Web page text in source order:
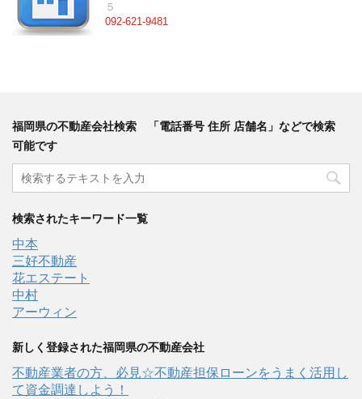
５
092-621-9481
福岡県の不動産会社検索 「電話番号 住所 店舗名」などで検索
可能です
検索されたキーワード一覧
中本
三好不動産
花エステート
中村
アーウィン
新しく登録された福岡県の不動産会社
不動産業者の方、必見☆不動産担保ローンをうまく活用し
て資金調達しよう！